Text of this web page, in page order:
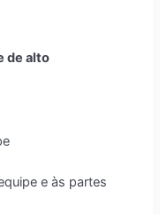
de alto
e às partes